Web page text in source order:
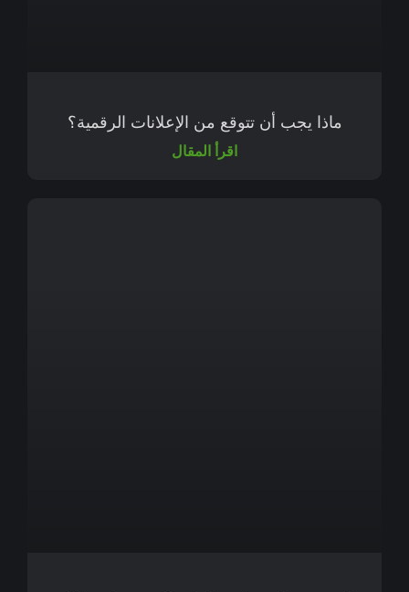
ماذا يجب أن تتوقع من الإعلانات الرقمية؟
اقرأ المقال